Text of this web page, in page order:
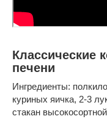
Классические
печени
Ингредиенты:
куриных яичка, 2-3
стакан